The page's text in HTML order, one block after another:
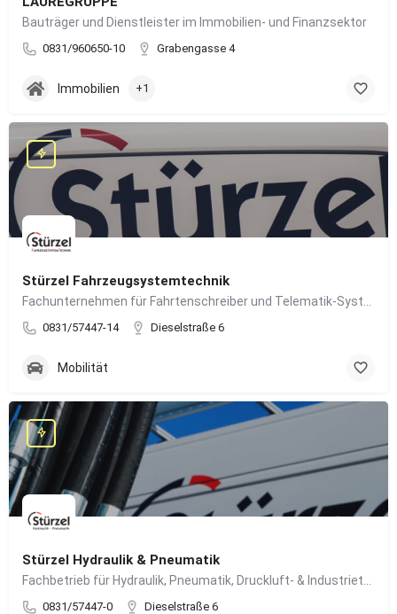
Bauträger und Dienstleister im Immobilien- und Finanzsektor
0831/960650-10 Grabengasse 4
Immobilien +1
Stürzel Fahrzeugsystemtechnik
0831/57447-14 Dieselstraße 6
Mobilität
Stürzel Hydraulik & Pneumatik
0831/57447-0 Dieselstraße 6